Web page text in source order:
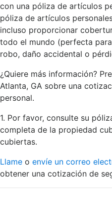
con una póliza de artículos
póliza de artículos
incluso proporcionar
todo el mundo (perfecta
robo, daño accidental o
¿Quiere más información?
Atlanta, GA sobre una
personal.
1. Por favor, consulte su
completa de la propiedad
cubiertas.
Llame o envíe un correo
obtener una cotización de